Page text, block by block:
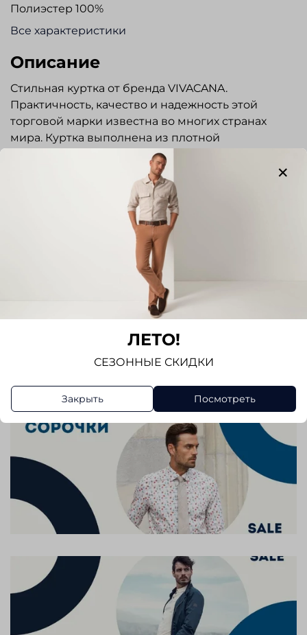
Полиэстер 100%
Все характеристики
Описание
Стильная куртка от бренда VIVACANA.
Практичность, качество и надежность этой
торговой марки известна во многих странах
мира. Куртка выполнена из плотной
непромокаемой, ветрозащитной ткани с тонким
слоем утеплителя. Прямого силуэта.
Отстегивающийся капюшон с утягивающей
кулисой. Воротник-стойка Застежка на молнию.
Два боковых кармана на молнии. Два
вместительных внутренних кармана с застежкой
на молнию и магниты. На левом рукаве
фирменный логотип. Легкая, удобная, отличный
вариант для повседневной носки.
Отзывов еще никто не оставлял
Написать отзыв
ЛЕТО!
СЕЗОННЫЕ СКИДКИ
Закрыть Посмотреть